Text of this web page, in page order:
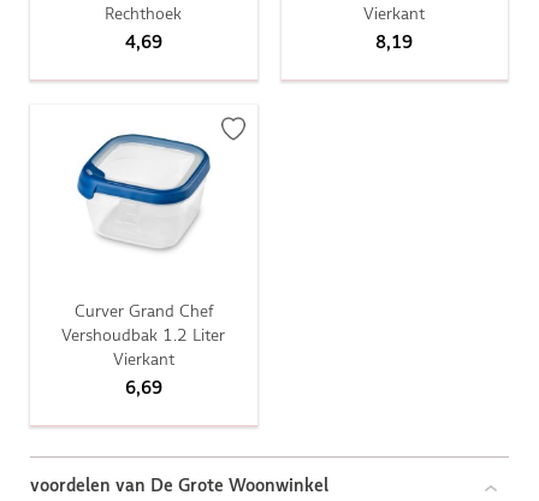
Rechthoek
4,69
Vierkant
8,19
Curver Grand Chef
Vershoudbak 1.2 Liter
Vierkant
6,69
voordelen van De Grote Woonwinkel